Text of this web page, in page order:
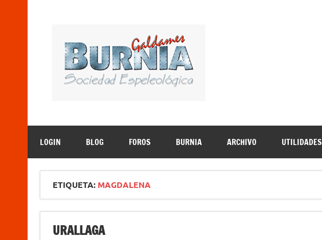
LOGIN BLOG FOROS BURNIA ARCHIVO UTILIDADES
ETIQUETA: MAGDALENA
URALLAGA